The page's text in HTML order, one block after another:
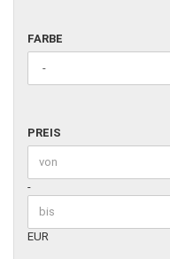
FARBE
FARBE
PREIS
PREIS
Preis bis
-
EUR